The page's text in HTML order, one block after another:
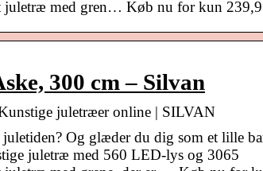
juletræ med gren… Køb nu for kun
300 cm – Silvan
juletræer online | SILVAN
Og glæder du dig som et lille
juletræ med 560 LED-lys og 3065